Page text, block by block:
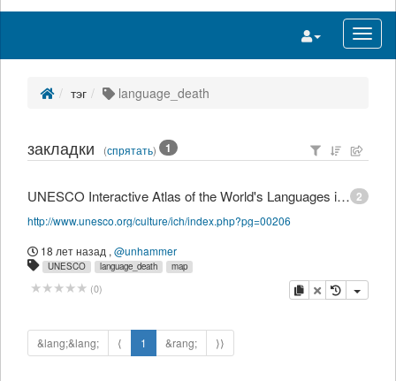
Переключить
тэг language_death
закладки (спрятать) 1
2
UNESCO Interactive Atlas of the World's Languages in Danger
http://www.unesco.org/culture/ich/index.php?pg=00206
18 лет назад , @unhammer
UNESCO language_death map
(0) копировать
удалить
&lang;&lang; ⟨ 1 &rang; ⟩⟩